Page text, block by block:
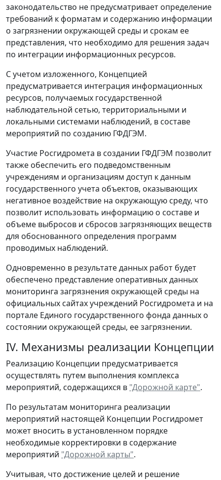
законодательство не предусматривает определение
требований к форматам и содержанию информации
о загрязнении окружающей среды и срокам ее
представления, что необходимо для решения задач
по интеграции информационных ресурсов.
С учетом изложенного, Концепцией
предусматривается интеграция информационных
ресурсов, получаемых государственной
наблюдательной сетью, территориальными и
локальными системами наблюдений, в составе
мероприятий по созданию ГФДГЭМ.
Участие Росгидромета в создании ГФДГЭМ позволит
также обеспечить его подведомственным
учреждениям и организациям доступ к данным
государственного учета объектов, оказывающих
негативное воздействие на окружающую среду, что
позволит использовать информацию о составе и
объеме выбросов и сбросов загрязняющих веществ
для обоснованного определения программ
проводимых наблюдений.
Одновременно в результате данных работ будет
обеспечено представление оперативных данных
мониторинга загрязнения окружающей среды на
официальных сайтах учреждений Росгидромета и на
портале Единого государственного фонда данных о
состоянии окружающей среды, ее загрязнении.
IV. Механизмы реализации Концепции
Реализацию Концепции предусматривается
осуществлять путем выполнения комплекса
мероприятий, содержащихся в "Дорожной карте".
По результатам мониторинга реализации
мероприятий настоящей Концепции Росгидромет
может вносить в установленном порядке
необходимые корректировки в содержание
мероприятий "Дорожной карты".
Учитывая, что достижение целей и решение